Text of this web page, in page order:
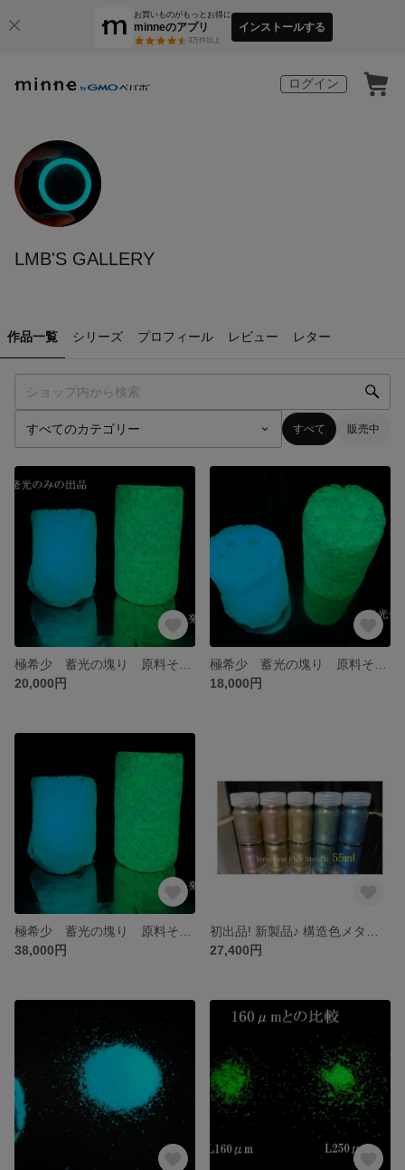
お買いものがもっとお得に
minneのアプリ
3万件以上
インストールする
ログイン
LMB'S GALLERY
作品一覧 シリーズ プロフィール レビュー レター
すべて 販売中
20,000円
18,000円
38,000円
27,400円